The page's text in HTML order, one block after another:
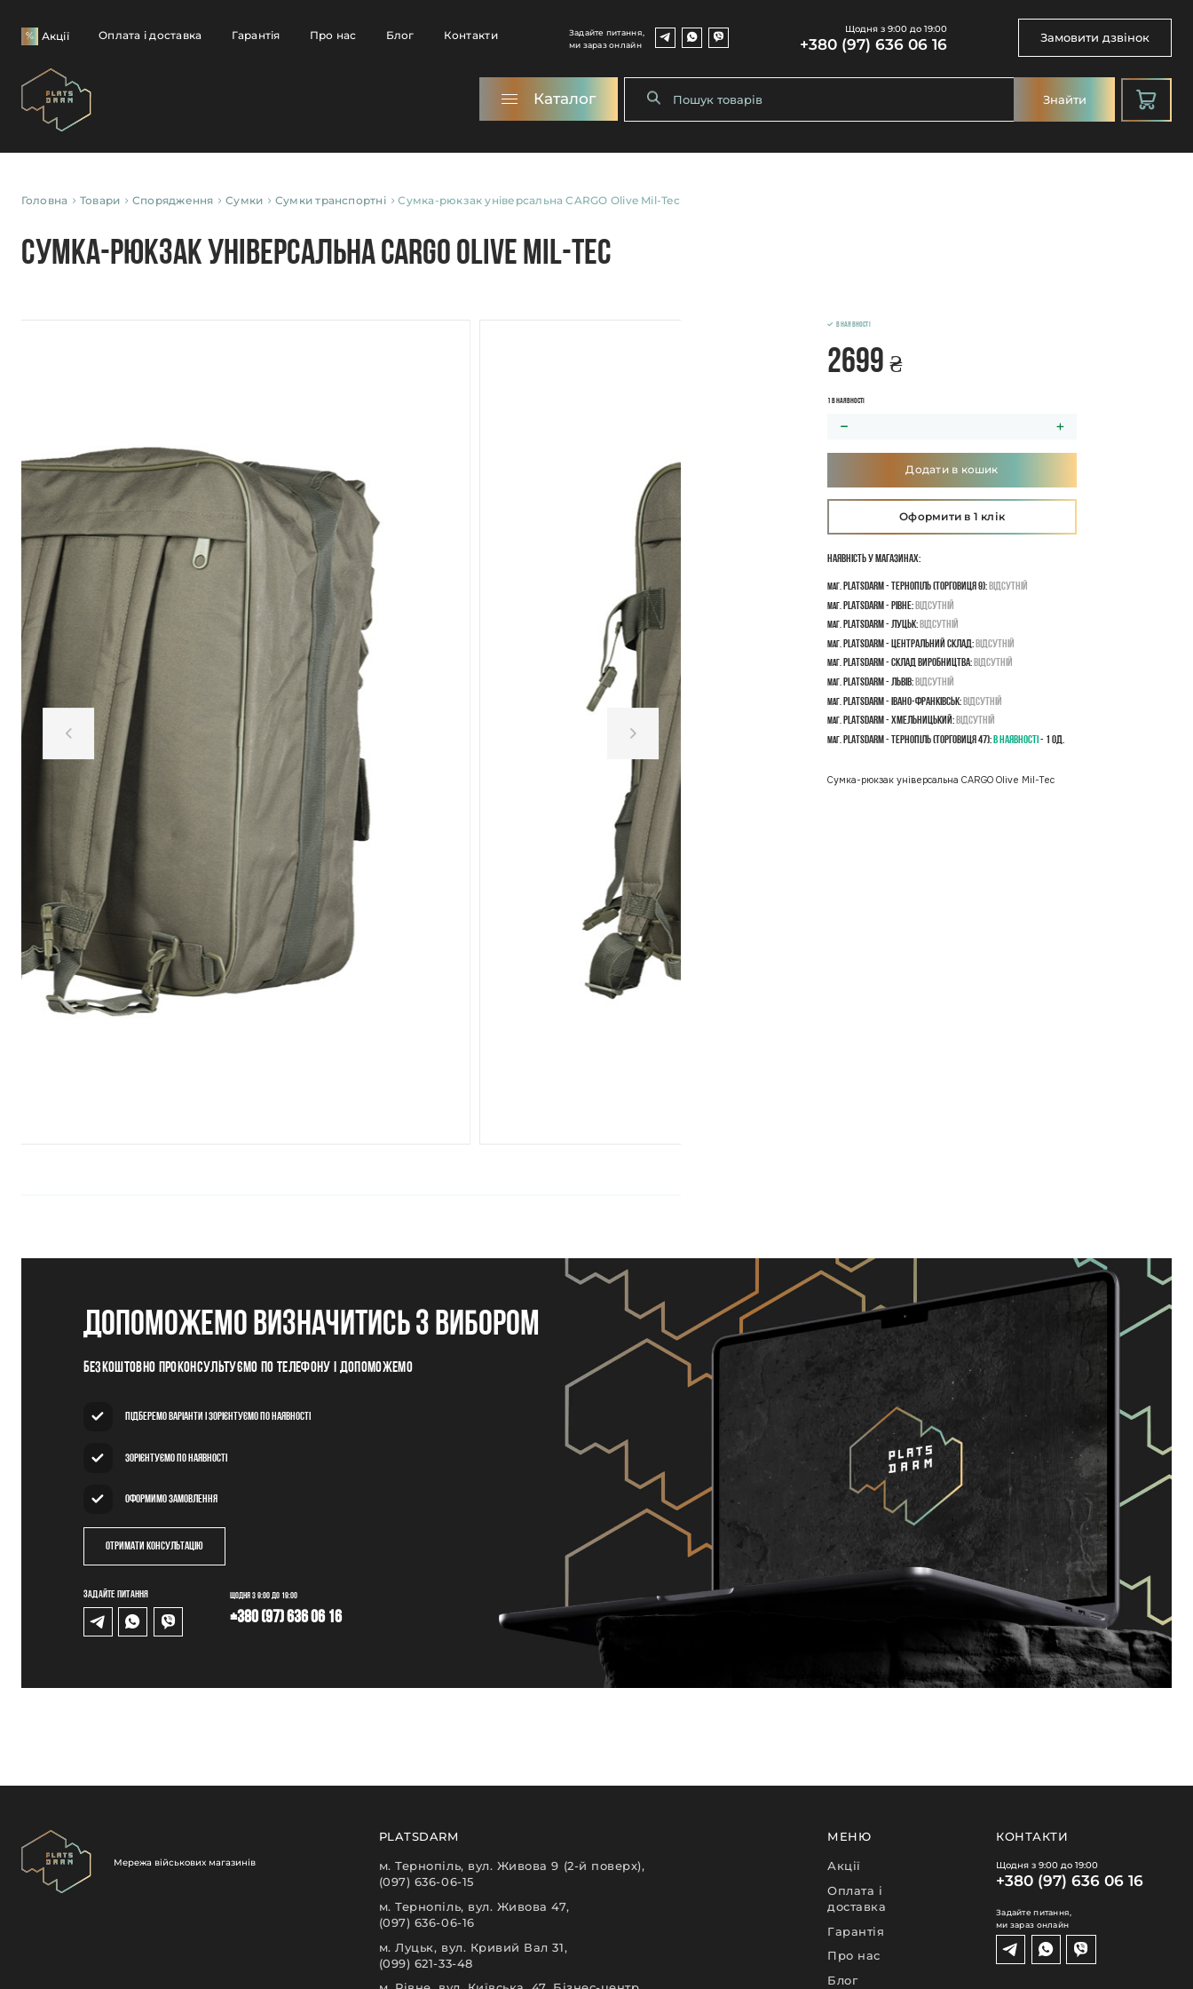
Акції Оплата і доставка Гарантія Про нас Блог Контакти
Задайте питання,
ми зараз онлайн
Щодня з 9:00 до 19:00
+380 (97) 636 06 16 Замовити дзвінок
Каталог Знайти
Головна Товари Спорядження Сумки Сумки транспортні Сумка-рюкзак універсальна CARGO Olive Mil-Tec
Сумка-рюкзак універсальна CARGO Olive Mil-Tec
В наявності
2699₴
1 в наявності
Додати в кошик
Оформити в 1 клік
Наявність у магазинах:
маг. PLATSDARM - Тернопіль (Торговиця 9): Відсутній
маг. PLATSDARM - Рівне: Відсутній
маг. PLATSDARM - Луцьк: Відсутній
маг. PLATSDARM - Центральний склад: Відсутній
маг. PLATSDARM - Склад виробництва: Відсутній
маг. PLATSDARM - Львів: Відсутній
маг. PLATSDARM - Івано-Франківськ: Відсутній
маг. PLATSDARM - Хмельницький: Відсутній
маг. PLATSDARM - Тернопіль (Торговиця 47): В наявності - 1 од.
Сумка-рюкзак універсальна CARGO Olive Mil-Tec
допоможемо визначитись з вибором
Безкоштовно проконсультуємо по телефону і допоможемо
Підберемо варіанти і зорієнтуємо по наявності
Зорієнтуємо по наявності
Оформимо замовлення
Отримати консультацію
Задайте питання Щодня з 9:00 до 19:00
+380 (97) 636 06 16
Мережа військових магазинів
PLATSDARM
м. Тернопіль, вул. Живова 9 (2-й поверх),
(097) 636-06-15
м. Тернопіль, вул. Живова 47,
(097) 636-06-16
м. Луцьк, вул. Кривий Вал 31,
(099) 621-33-48
МЕНЮ
Акції
Оплата і
доставка
Гарантія
Про нас
Блог
КОНТАКТИ
Щодня з 9:00 до 19:00
+380 (97) 636 06 16
Задайте питання,
ми зараз онлайн